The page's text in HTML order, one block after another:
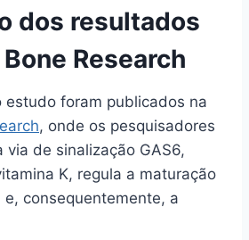
dos resultados
Research
estudo foram publicados na
, onde os pesquisadores
via de sinalização GAS6,
K, regula a maturação
consequentemente, a